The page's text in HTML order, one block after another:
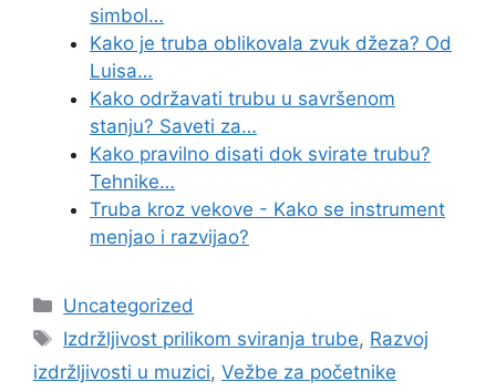
simbol…
Kako je truba oblikovala zvuk džeza? Od
Luisa…
Kako održavati trubu u savršenom
stanju? Saveti za…
Kako pravilno disati dok svirate trubu?
Tehnike…
Truba kroz vekove - Kako se instrument
menjao i razvijao?
Categories
Uncategorized
Tags
Izdržljivost prilikom sviranja trube, Razvoj
izdržljivosti u muzici, Vežbe za početnike